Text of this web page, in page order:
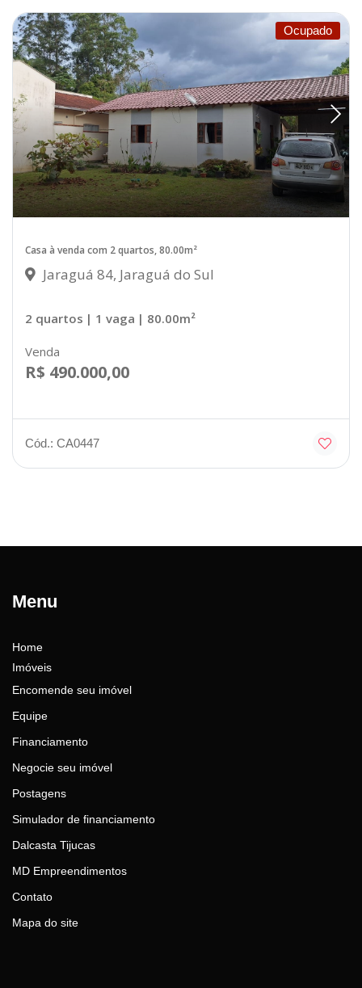
Ocupado
Casa à venda com 2 quartos, 80.00m²
Jaraguá 84, Jaraguá do Sul
2 quartos | 1 vaga | 80.00m²
Venda
R$ 490.000,00
Cód.: CA0447
Menu
Home
Imóveis
Encomende seu imóvel
Equipe
Financiamento
Negocie seu imóvel
Postagens
Simulador de financiamento
Dalcasta Tijucas
MD Empreendimentos
Contato
Mapa do site